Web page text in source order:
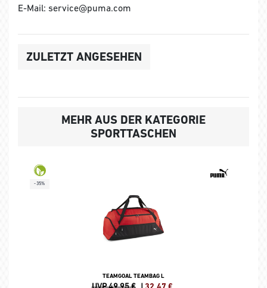
E-Mail: service@puma.com
ZULETZT ANGESEHEN
MEHR AUS DER KATEGORIE
SPORTTASCHEN
-35%
TEAMGOAL TEAMBAG L